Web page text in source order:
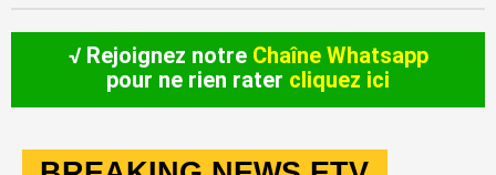
√ Rejoignez notre Chaîne Whatsapp
pour ne rien rater cliquez ici